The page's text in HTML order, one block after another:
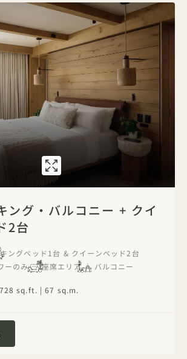
ギャラリー 7596
ング・バルコニー + クイ
2台
キングベッド1台 & クイーンベッド2台
ーのみ 座席エリア バルコニー
sq.ft. | 67 sq.m.